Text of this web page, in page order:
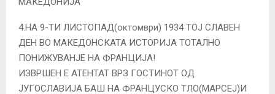
4.НА 9-ТИ ЛИСТОПАД(октомври) 1934 ТОЈ СЛАВЕН
ДЕН ВО МАКЕДОНСКАТА ИСТОРИЈА ТОТАЛНО
ПОНИЖУВАНЈЕ НА ФРАНЦИЈА!
ИЗВРШЕН Е АТЕНТАТ ВРЗ ГОСТИНОТ ОД
ЈУГОСЛАВИЈА БАШ НА ФРАНЦУСКО ТЛО(МАРСЕЈ)И